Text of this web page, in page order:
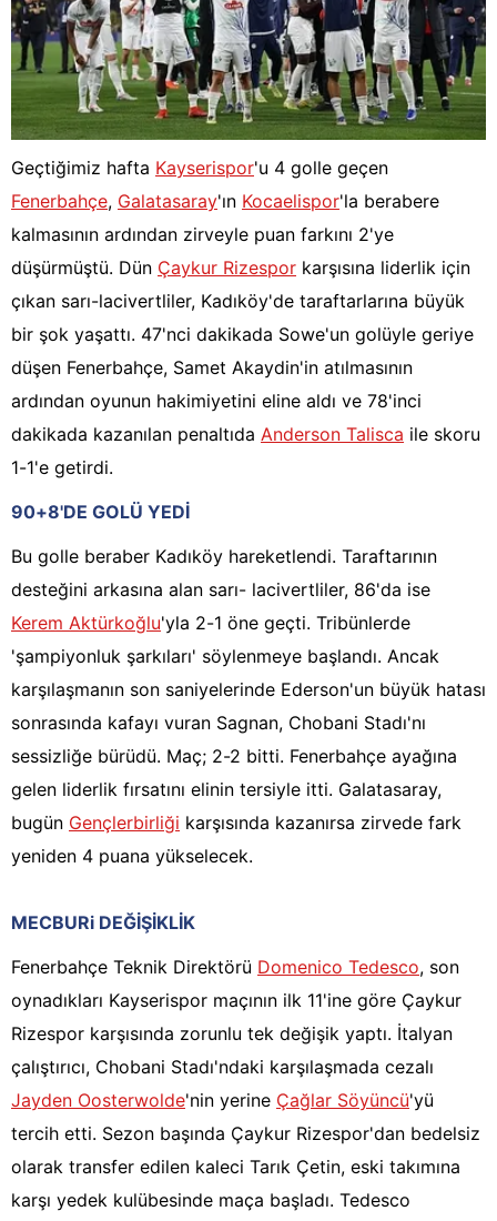
Geçtiğimiz hafta Kayserispor'u 4 golle geçen
Fenerbahçe, Galatasaray'ın Kocaelispor'la berabere
kalmasının ardından zirveyle puan farkını 2'ye
düşürmüştü. Dün Çaykur Rizespor karşısına liderlik için
çıkan sarı-lacivertliler, Kadıköy'de taraftarlarına büyük
bir şok yaşattı. 47'nci dakikada Sowe'un golüyle geriye
düşen Fenerbahçe, Samet Akaydin'in atılmasının
ardından oyunun hakimiyetini eline aldı ve 78'inci
dakikada kazanılan penaltıda Anderson Talisca ile skoru
1-1'e getirdi.
90+8'DE GOLÜ YEDİ
Bu golle beraber Kadıköy hareketlendi. Taraftarının
desteğini arkasına alan sarı- lacivertliler, 86'da ise
Kerem Aktürkoğlu'yla 2-1 öne geçti. Tribünlerde
'şampiyonluk şarkıları' söylenmeye başlandı. Ancak
karşılaşmanın son saniyelerinde Ederson'un büyük hatası
sonrasında kafayı vuran Sagnan, Chobani Stadı'nı
sessizliğe bürüdü. Maç; 2-2 bitti. Fenerbahçe ayağına
gelen liderlik fırsatını elinin tersiyle itti. Galatasaray,
bugün Gençlerbirliği karşısında kazanırsa zirvede fark
yeniden 4 puana yükselecek.
MECBURi DEĞİŞİKLİK
Fenerbahçe Teknik Direktörü Domenico Tedesco, son
oynadıkları Kayserispor maçının ilk 11'ine göre Çaykur
Rizespor karşısında zorunlu tek değişik yaptı. İtalyan
çalıştırıcı, Chobani Stadı'ndaki karşılaşmada cezalı
Jayden Oosterwolde'nin yerine Çağlar Söyüncü'yü
tercih etti. Sezon başında Çaykur Rizespor'dan bedelsiz
olarak transfer edilen kaleci Tarık Çetin, eski takımına
karşı yedek kulübesinde maça başladı. Tedesco